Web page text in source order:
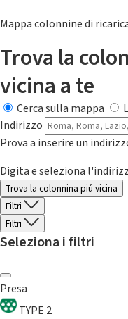
Mappa colonnine di
Trova la
vicina a te
Cerca sulla mappa
Indirizzo
Prova a inserire un
Digita e seleziona
Trova la colonnina piú vicina
Filtri
Filtri
Seleziona i filtri
Presa
TYPE 2